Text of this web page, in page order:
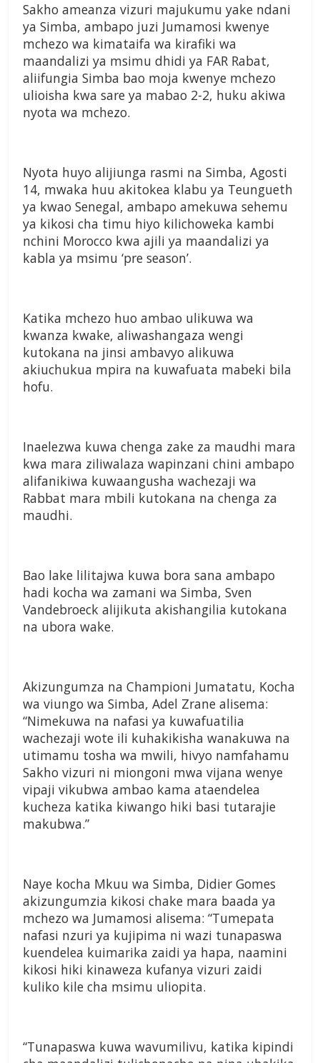
Sakho ameanza vizuri majukumu yake ndani
ya Simba, ambapo juzi Jumamosi kwenye
mchezo wa kimataifa wa kirafiki wa
maandalizi ya msimu dhidi ya FAR Rabat,
aliifungia Simba bao moja kwenye mchezo
ulioisha kwa sare ya mabao 2-2, huku akiwa
nyota wa mchezo.
Nyota huyo alijiunga rasmi na Simba, Agosti
14, mwaka huu akitokea klabu ya Teungueth
ya kwao Senegal, ambapo amekuwa sehemu
ya kikosi cha timu hiyo kilichoweka kambi
nchini Morocco kwa ajili ya maandalizi ya
kabla ya msimu ‘pre season’.
Katika mchezo huo ambao ulikuwa wa
kwanza kwake, aliwashangaza wengi
kutokana na jinsi ambavyo alikuwa
akiuchukua mpira na kuwafuata mabeki bila
hofu.
Inaelezwa kuwa chenga zake za maudhi mara
kwa mara ziliwalaza wapinzani chini ambapo
alifanikiwa kuwaangusha wachezaji wa
Rabbat mara mbili kutokana na chenga za
maudhi.
Bao lake lilitajwa kuwa bora sana ambapo
hadi kocha wa zamani wa Simba, Sven
Vandebroeck alijikuta akishangilia kutokana
na ubora wake.
Akizungumza na Championi Jumatatu, Kocha
wa viungo wa Simba, Adel Zrane alisema:
“Nimekuwa na nafasi ya kuwafuatilia
wachezaji wote ili kuhakikisha wanakuwa na
utimamu tosha wa mwili, hivyo namfahamu
Sakho vizuri ni miongoni mwa vijana wenye
vipaji vikubwa ambao kama ataendelea
kucheza katika kiwango hiki basi tutarajie
makubwa.”
Naye kocha Mkuu wa Simba, Didier Gomes
akizungumzia kikosi chake mara baada ya
mchezo wa Jumamosi alisema: “Tumepata
nafasi nzuri ya kujipima ni wazi tunapaswa
kuendelea kuimarika zaidi ya hapa, naamini
kikosi hiki kinaweza kufanya vizuri zaidi
kuliko kile cha msimu uliopita.
“Tunapaswa kuwa wavumilivu, katika kipindi